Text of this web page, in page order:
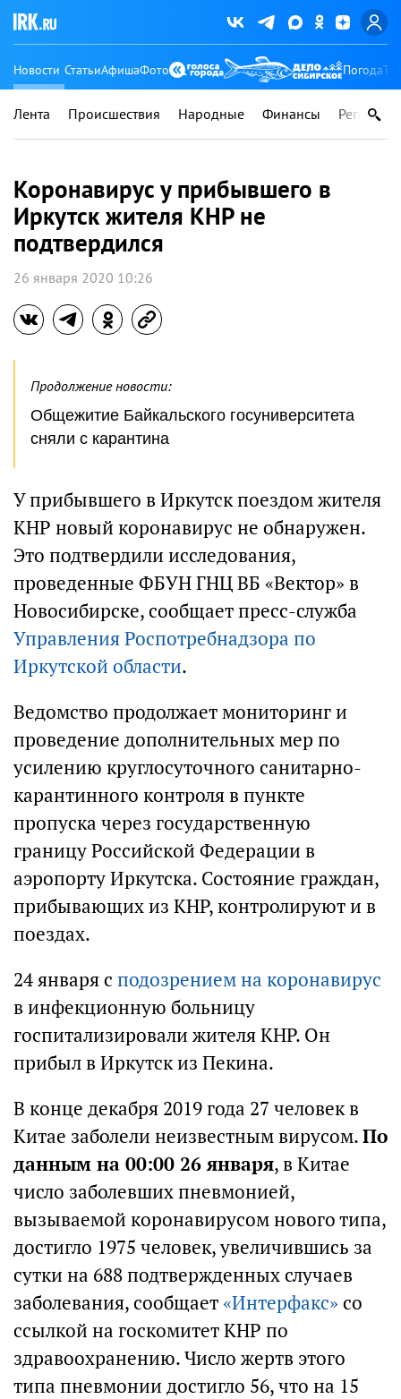
Новости СтатьиАфишаФото Погода
Лента Происшествия Народные Финансы Регионы
Коронавирус у прибывшего в
Иркутск жителя КНР не
подтвердился
26 января 2020 10:26
Продолжение новости:
Общежитие Байкальского госуниверситета
сняли с карантина
У прибывшего в Иркутск поездом жителя
КНР новый коронавирус не обнаружен.
Это подтвердили исследования,
проведенные ФБУН ГНЦ ВБ «Вектор» в
Новосибирске, сообщает пресс-служба
Управления Роспотребнадзора по
Иркутской области.
Ведомство продолжает мониторинг и
проведение дополнительных мер по
усилению круглосуточного санитарно-
карантинного контроля в пункте
пропуска через государственную
границу Российской Федерации в
аэропорту Иркутска. Состояние граждан,
прибывающих из КНР, контролируют и в
поездах.
24 января с подозрением на коронавирус
в инфекционную больницу
госпитализировали жителя КНР. Он
прибыл в Иркутск из Пекина.
В конце декабря 2019 года 27 человек в
Китае заболели неизвестным вирусом.По
данным на 00:00 26 января, в Китае
число заболевших пневмонией,
вызываемой коронавирусом нового типа,
достигло 1975 человек, увеличившись за
сутки на 688 подтвержденных случаев
заболевания, сообщает«Интерфакс»со
ссылкой на госкомитет КНР по
здравоохранению. Число жертв этого
типа пневмонии достигло 56, что на 15